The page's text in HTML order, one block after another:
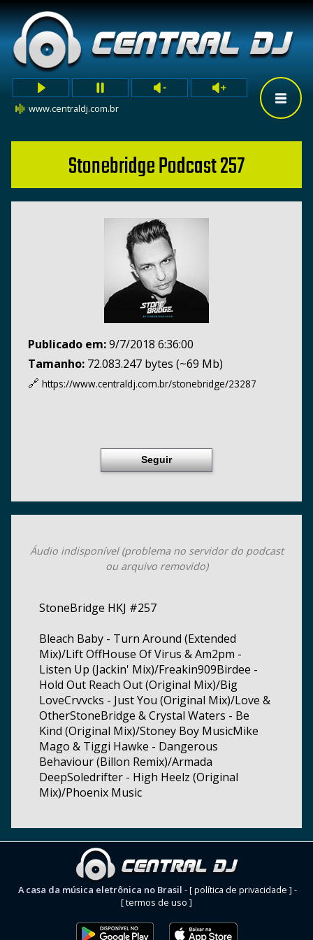
www.centraldj.com.br
Stonebridge Podcast 257
Publicado em:9/7/2018 6:36:00
Tamanho: 72.083.247 bytes (~69 Mb)
🔗 https://www.centraldj.com.br/stonebridge/23287
Seguir
Áudio indisponível (problema no servidor do podcast
ou arquivo removido)
StoneBridge HKJ #257
Bleach Baby - Turn Around (Extended
Mix)/Lift OffHouse Of Virus & Am2pm -
Listen Up (Jackin' Mix)/Freakin909Birdee -
Hold Out Reach Out (Original Mix)/Big
LoveCrvvcks - Just You (Original Mix)/Love &
OtherStoneBridge & Crystal Waters - Be
Kind (Original Mix)/Stoney Boy MusicMike
Mago & Tiggi Hawke - Dangerous
Behaviour (Billon Remix)/Armada
DeepSoledrifter - High Heelz (Original
Mix)/Phoenix Music
A casa da música eletrônica no Brasil -[ política de privacidade ] -
[ termos de uso ]